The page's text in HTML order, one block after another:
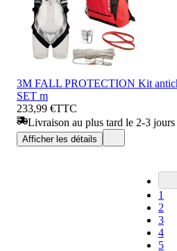
3M FALL PROTECTION Kit
SET m
233,99 €TTC
Livraison au plus tard le 2-3 jours
Afficher les détails
1
2
3
4
5